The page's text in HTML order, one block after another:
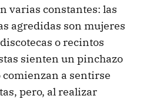
varias constantes: las
agredidas son mujeres
o recintos
sienten un pinchazo
a sentirse
pero, al realizar